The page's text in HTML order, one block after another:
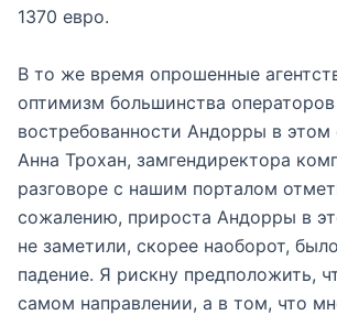
1370 евро.
В то же время опрошенные
оптимизм большинства
востребованности Андорры в этом
Анна Трохан, замгендиректора
разговоре с нашим порталом
сожалению, прироста Андорры в
не заметили, скорее наоборот,
падение. Я рискну предположить,
самом направлении, а в том, что